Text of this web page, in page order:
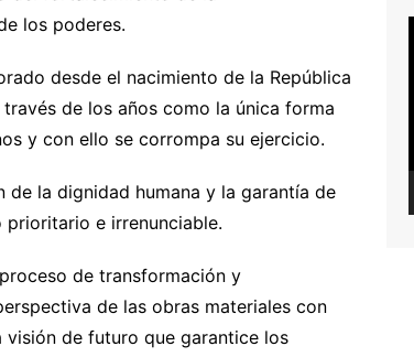
los poderes.
desde el nacimiento de la República
de los años como la única forma
y con ello se corrompa su ejercicio.
la dignidad humana y la garantía de
e irrenunciable.
de transformación y
de las obras materiales con
de futuro que garantice los